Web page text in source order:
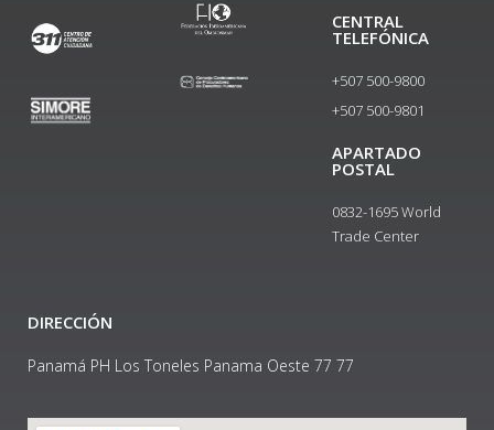
CENTRAL
TELEFÓNICA
+507 500-9800
+507 500-9801​
APARTADO
POSTAL
0832-1695 World
Trade Center
DIRECCIÓN
Panamá PH Los Toneles Panama Oeste 77 77